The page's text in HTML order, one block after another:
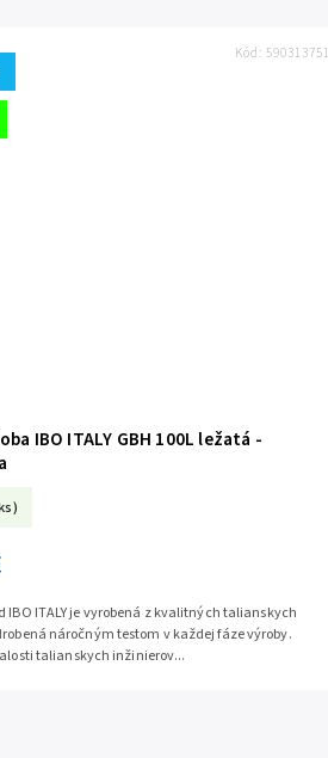
IBO ITALY GBH 100L ležatá -
IBO ITALY je vyrobená z kvalitných talianskych
náročným testom v každej fáze výroby.
talianskych inžinierov...
Kód: